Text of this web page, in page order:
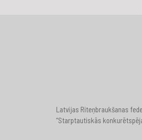
Latvijas Riteņbraukšanas
“Starptautiskās